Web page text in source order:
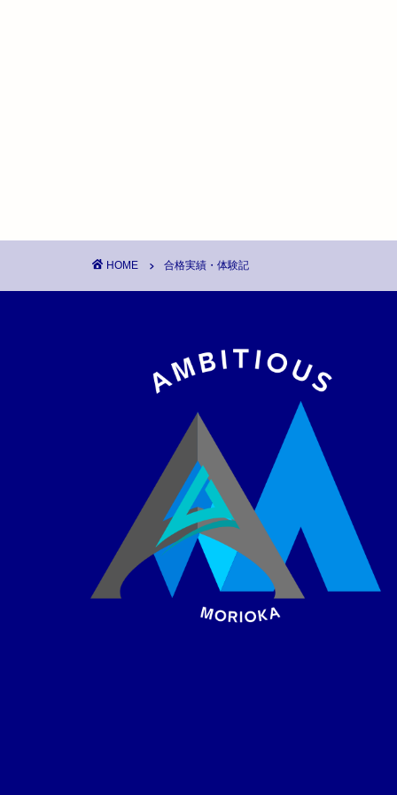
HOME 合格実績・体験記